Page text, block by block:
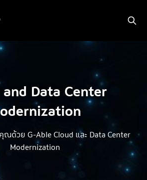
Data Center
ด้วย G-Able Cloud และ Data Center
Modernization